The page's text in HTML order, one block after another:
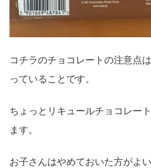
コチラのチョコレートの注意点
っていることです。
ちょっとリキュールチョコレー
ます。
お子さんはやめておいた方がよい